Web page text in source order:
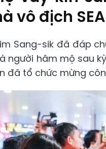
vô địch
Sang-sik đã đáp
người hâm mộ sau
đã tổ chức mừng